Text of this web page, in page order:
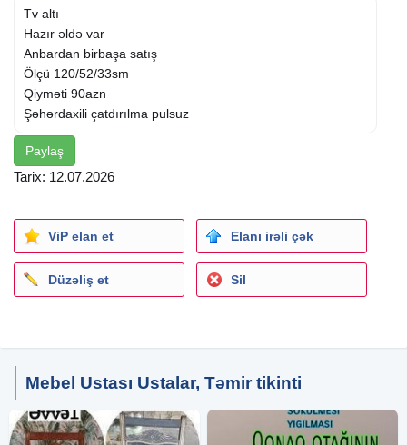
Tv altı
Hazır əldə var
Anbardan birbaşa satış
Ölçü 120/52/33sm
Qiyməti 90azn
Şəhərdaxili çatdırılma pulsuz
Paylaş
Tarix: 12.07.2026
ViP elan et Elanı irəli çək
Düzəliş et Sil
Mebel Ustası Ustalar, Təmir tikinti